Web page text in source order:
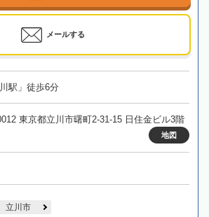
メールする
駅」徒歩6分
東京都立川市曙町2-31-15 日住金ビル3階
地図
立川市